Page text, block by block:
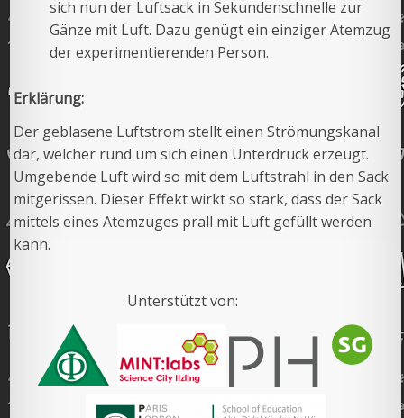
sich nun der Luftsack in Sekundenschnelle zur
Gänze mit Luft. Dazu genügt ein einziger Atemzug
der experimentierenden Person.
Erklärung:
Der geblasene Luftstrom stellt einen Strömungskanal
dar, welcher rund um sich einen Unterdruck erzeugt.
Umgebende Luft wird so mit dem Luftstrahl in den Sack
mitgerissen. Dieser Effekt wirkt so stark, dass der Sack
mittels eines Atemzuges prall mit Luft gefüllt werden
kann.
Unterstützt von: